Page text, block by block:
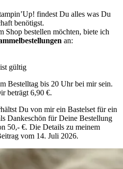
findest Du alles was Du
benötigst.
Shop bestellen möchten, biete ich
an:
gültig
Bestelltag bis 20 Uhr bei mir sein.
beträgt 6,90 €.
Du von mir ein Bastelset für ein
Dankeschön für Deine Bestellung
50,- €. Die Details zu meinem
vom 14. Juli 2026.